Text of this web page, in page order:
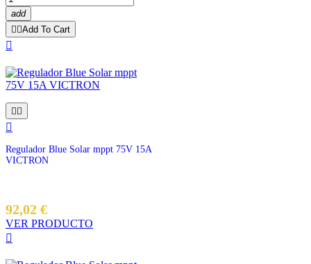
add
Add To Cart



Regulador Blue Solar mppt 75V 15A
VICTRON
92,02 €
VER PRODUCTO
